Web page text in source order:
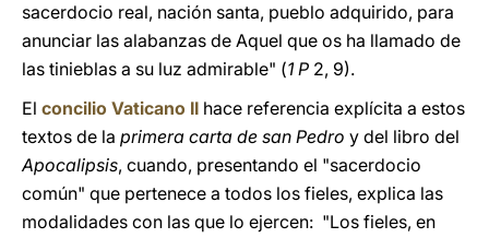
sacerdocio real, nación santa, pueblo adquirido, para
anunciar las alabanzas de Aquel que os ha llamado de
las tinieblas a su luz admirable" (1 P 2, 9).
El concilio Vaticano II hace referencia explícita a estos
textos de la primera carta de san Pedro y del libro del
Apocalipsis, cuando, presentando el "sacerdocio
común" que pertenece a todos los fieles, explica las
modalidades con las que lo ejercen: "Los fieles, en